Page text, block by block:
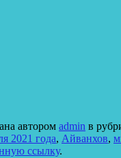
автором admin в
2021 года, Айванхов,
ссылку.